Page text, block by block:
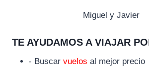
Miguel y Javier
TE AYUDAMOS A VIAJAR
- Buscar vuelos al mejor precio